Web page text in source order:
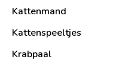
Kattenmand
Kattenspeeltjes
Krabpaal​